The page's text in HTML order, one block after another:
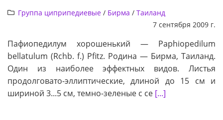
Группа циприпедиевые/ Бирма / Таиланд
7 сентября 2009 г.
Пафиопедилум хорошенький — Paphiopedilum
bellatulum (Rchb. f.) Pfitz. Родина — Бирма, Таиланд.
Один из наиболее эффектных видов. Листья
продолговато-эллиптические, длиной до 15 см и
шириной 3...5 см, темно-зеленые с се [...]